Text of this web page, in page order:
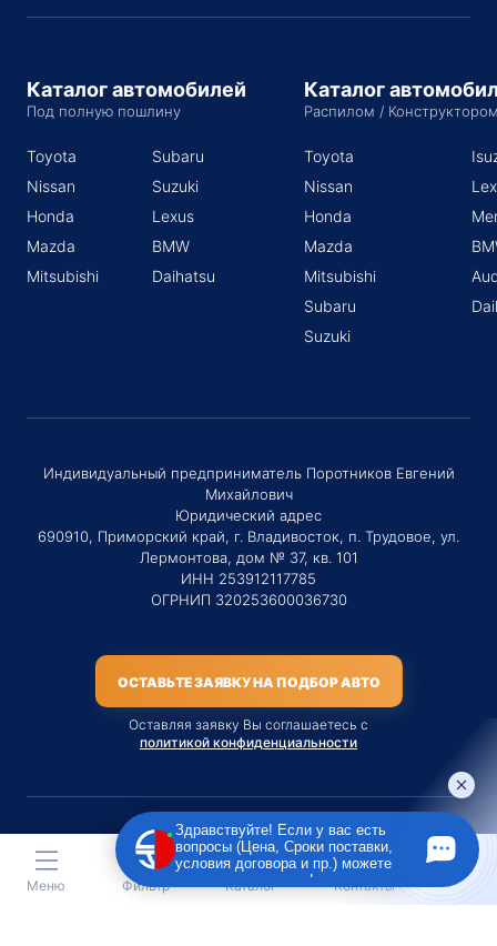
Каталог автомобилей
Под полную пошлину
Toyota
Nissan
Honda
Mazda
Mitsubishi
Subaru
Suzuki
Lexus
BMW
Daihatsu
Каталог
Распилом /
Toyota
Nissan
Honda
Mazda
Mitsubishi
Subaru
Suzuki
Индивидуальный предприниматель Поротников Евгений
Михайлович
Юридический адрес
690910, Приморский край, г. Владивосток, п. Трудовое, ул.
Лермонтова, дом № 37, кв. 101
ИНН 253912117785
ОГРНИП 320253600036730
ОСТАВЬТЕ ЗАЯВКУ НА ПОДБОР АВТО
Оставляя заявку Вы соглашаетесь с
политикой конфиденциальности
Материалы данного сайта являются публичной офертой
только на услугу сопровождения Агентом приобретения
транспортного средства Клиентом.
Меню Фильтр Каталог Контакты
Здравствуйте! Если у вас есть
вопросы (Цена, Сроки поставки,
условия договора и пр.) можете
задать их мне в чат!